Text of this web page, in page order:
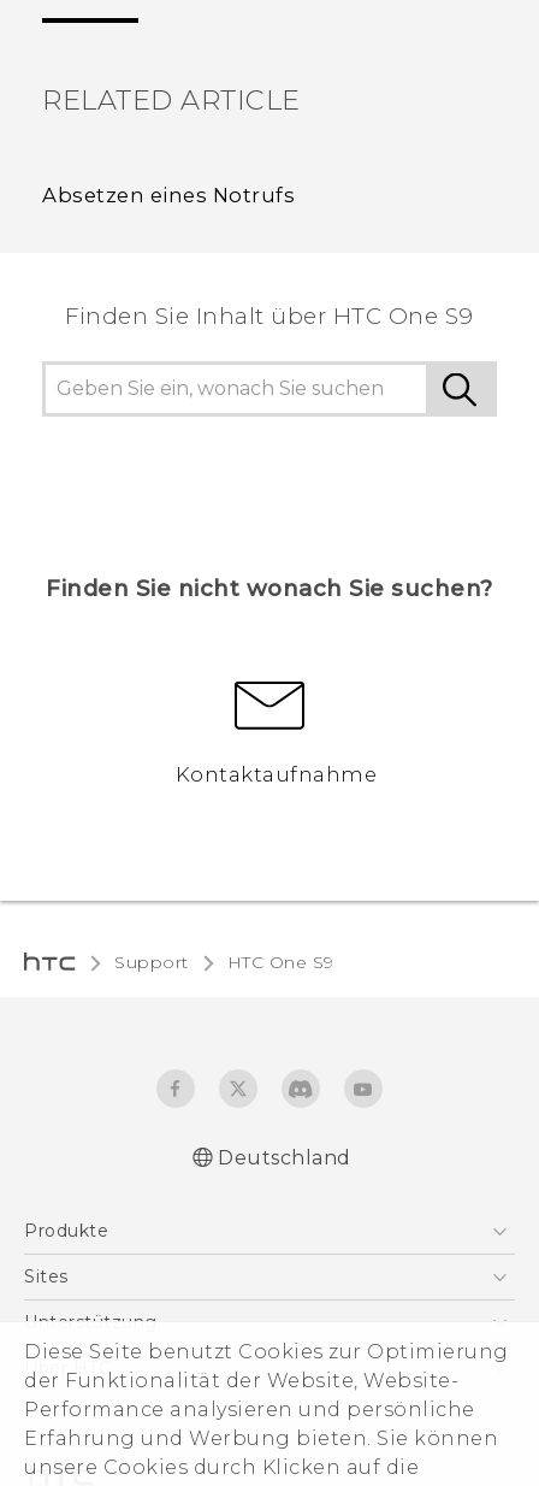
Diese Seite benutzt Cookies zur Optimierung
der Funktionalität der Website, Website-
Performance analysieren und persönliche
Erfahrung und Werbung bieten. Sie können
unsere Cookies durch Klicken auf die
RELATED ARTICLE
Absetzen eines Notrufs
Finden Sie Inhalt über‎ HTC One S9
Finden Sie nicht wonach Sie suchen?
Kontaktaufnahme
Support HTC One S9‎
English - User manual
Deutschland
Produkte
Smartphones
VIVE
Zubehör
Sites
HTC Dev
HTC Vive
Unterstützung
Unterstützung
eCommerce Support
Über HTC
ESG
Impressum